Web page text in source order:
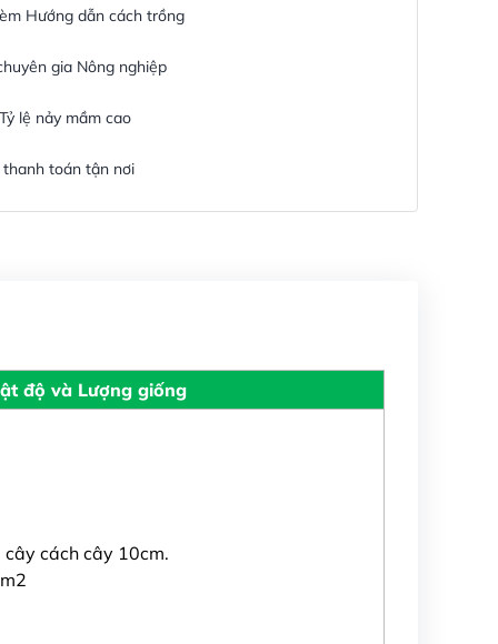
Hướng dẫn cách trồng
gia Nông nghiệp
lệ nảy mầm cao
toán tận nơi
độ và Lượng giống
cách cây 10cm.